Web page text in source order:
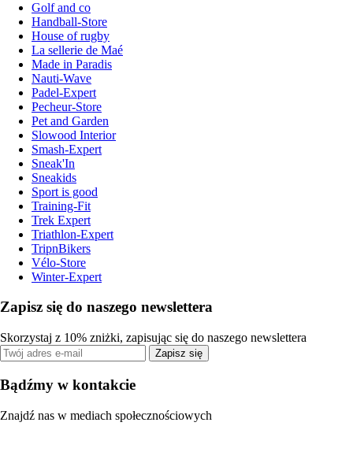
Golf and co
Handball-Store
House of rugby
La sellerie de Maé
Made in Paradis
Nauti-Wave
Padel-Expert
Pecheur-Store
Pet and Garden
Slowood Interior
Smash-Expert
Sneak'In
Sneakids
Sport is good
Training-Fit
Trek Expert
Triathlon-Expert
TripnBikers
Vélo-Store
Winter-Expert
Zapisz się do naszego newslettera
Skorzystaj z 10% zniżki, zapisując się do naszego newslettera
Zapisz się
Bądźmy w kontakcie
Znajdź nas w mediach społecznościowych